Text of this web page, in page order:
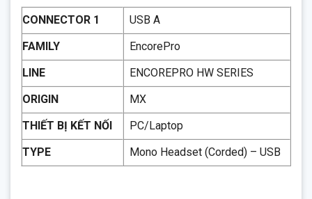
CONNECTOR 1
USB A
FAMILY
EncorePro
LINE
ENCOREPRO HW SERIES
ORIGIN
MX
THIẾT BỊ KẾT NỐI
PC/Laptop
TYPE
Mono Headset (Corded) – USB